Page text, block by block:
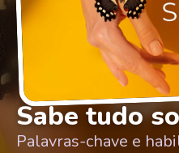
Sabe tudo
Palavras-chave e